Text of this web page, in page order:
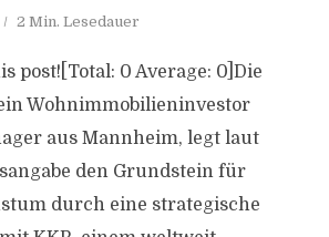
2 Min. Lesedauer
post![Total: 0 Average: 0]Die
Wohnimmobilieninvestor
aus Mannheim, legt laut
den Grundstein für
durch eine strategische